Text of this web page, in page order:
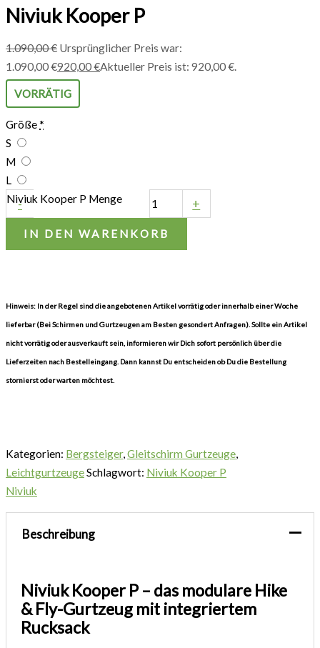
Niviuk Kooper P
1.090,00€ Ursprünglicher Preis war:
1.090,00 €920,00€Aktueller Preis ist: 920,00 €.
VORRÄTIG
Größe*
S
M
L
-
Niviuk Kooper P Menge +
IN DEN WARENKORB
Hinweis: In der Regel sind die angebotenen Artikel vorrätig oder innerhalb einer Woche
lieferbar (Bei Schirmen und Gurtzeugen am Besten gesondert Anfragen). Sollte ein Artikel
nicht vorrätig oder ausverkauft sein, informieren wir Dich sofort persönlich über die
Lieferzeiten nach Bestelleingang. Dann kannst Du entscheiden ob Du die Bestellung
stornierst oder warten möchtest.
Kategorien: Bergsteiger,Gleitschirm Gurtzeuge,
LeichtgurtzeugeSchlagwort: Niviuk Kooper P
Niviuk
Beschreibung
Niviuk Kooper P – das modulare Hike
& Fly-Gurtzeug mit integriertem
Rucksack